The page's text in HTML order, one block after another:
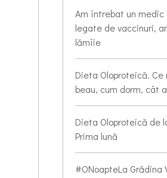
Am întrebat un medic
legate de vaccinuri,
lămîie
Dieta Oloproteică. Ce
beau, cum dorm, cât
Dieta Oloproteică de
Prima lună
#ONoapteLa Grădina